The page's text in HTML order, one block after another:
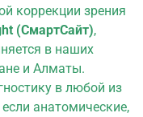
коррекции зрения
(СмартСайт),
в наших
и Алматы.
в любой из
анатомические,